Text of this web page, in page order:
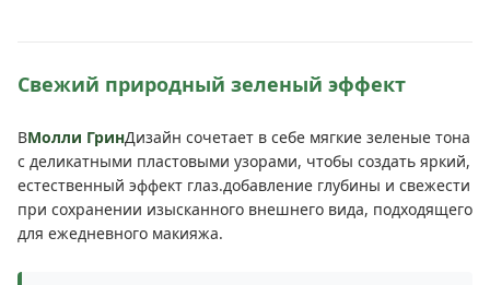
Свежий природный зеленый эффект
ВМолли ГринДизайн сочетает в себе мягкие зеленые тона
с деликатными пластовыми узорами, чтобы создать яркий,
естественный эффект глаз.добавление глубины и свежести
при сохранении изысканного внешнего вида, подходящего
для ежедневного макияжа.